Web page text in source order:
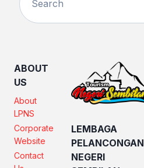
ABOUT
US
About
LPNS
Corporate
Website
Contact
LEMBAGA
PELANCONGAN
NEGERI